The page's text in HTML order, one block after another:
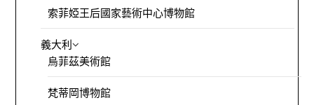
索菲婭王后國家藝術中心博物館
義大利
烏菲茲美術館
梵蒂岡博物館